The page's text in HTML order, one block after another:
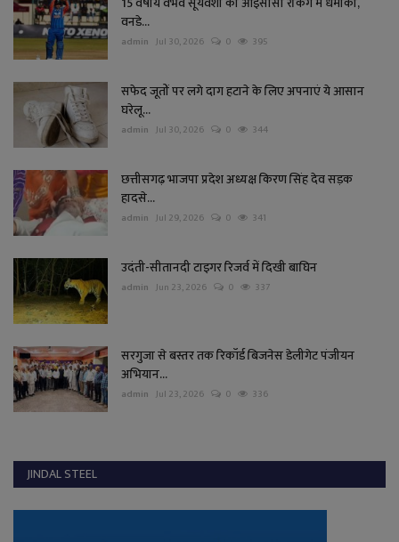
वनडे...
admin Jul 30, 2026 0 395
सफेद जूतों पर लगे दाग हटाने के लिए अपनाएं ये आसान
घरेलू...
admin Jul 30, 2026 0 344
छत्तीसगढ़ भाजपा प्रदेश अध्यक्ष किरण सिंह देव सड़क
हादसे...
admin Jul 29, 2026 0 341
उदंती-सीतानदी टाइगर रिजर्व में दिखी बाघिन
admin Jun 23, 2026 0 337
सरगुजा से बस्तर तक रिकॉर्ड बिजनेस डेलीगेट पंजीयन
अभियान...
admin Jul 23, 2026 0 336
JINDAL STEEL